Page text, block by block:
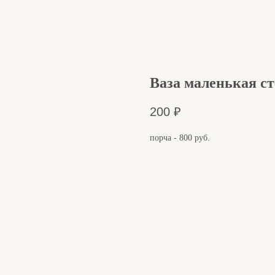
Ваза маленькая
200 ₽
порча - 800 руб.